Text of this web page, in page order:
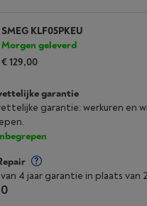
SMEG KLF05PKEU
Morgen geleverd
€ 129,00
garantie
garantie: werkuren en
4 jaar garantie in plaats van